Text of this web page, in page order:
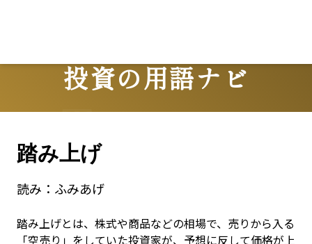
投資の用語ナビ
Terms
踏み上げ
読み： ふみあげ
踏み上げとは、株式や商品などの相場で、売りから入る
「空売り」をしていた投資家が、予想に反して価格が上